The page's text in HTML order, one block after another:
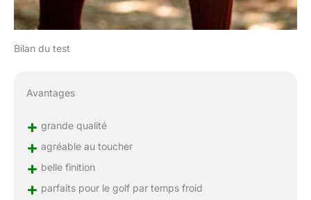
Bilan du test
Avantages
+ grande qualité
+ agréable au toucher
+ belle finition
+ parfaits pour le golf par temps froid